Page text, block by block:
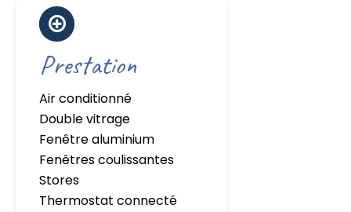
Prestation
Air conditionné
Double vitrage
Fenêtre aluminium
Fenêtres coulissantes
Stores
Thermostat connecté